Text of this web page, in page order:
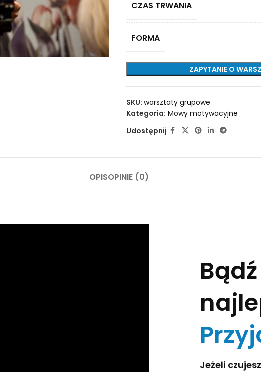
CZAS TRWANIA
FORMA
ZAPYTANIE O
SKU: warsztaty grupowe
Kategoria: Mowy motywacyjne
Udostępnij
OPISOPINIE (0)
Jeżeli